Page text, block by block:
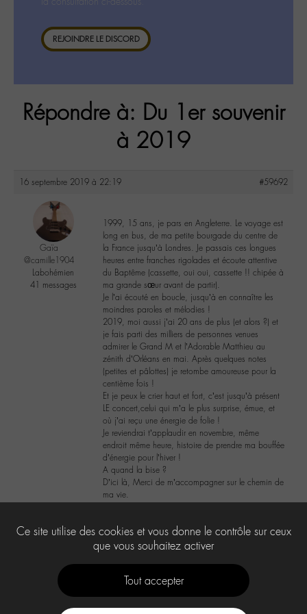
REJOINDRE LE DISCORD
Répondre à: Du 1er souvenir
à 2019
16 septembre 2019 à 22:19 #59692
Gaïa
@camille1904
Labohémien
41 messages
1999, 15 ans, je pars en Angleterre. Le voyage est
long en bus, de ma petite bourgade du centre de
la France jusqu’à Londres. Je passais ces longues
heures entre franches rigolades et écoute attentive
du Baptême (cassette, oui oui, cassette !! chipée à
ma grande sœur avant de partir).
Je l’ai écouté en boucle, jusqu’à en connaître les
moindres paroles et mélodies !
2019, moi aussi j’ai 20 ans de plus (et alors ?) et
je fais parti des milliers de personnes venues
admirer le Grand M et l’Adorable Matthieu au
zénith d’Orléans en mai. Après quelques notes
(petites et pâlottes) je retombe amoureuse pour la
centième fois !
Et je peux le crier haut et fort, c’est jusqu’à présent
LE concert,celui qui m’a le plus surprise, émue, et
où j’ai reçu une énergie de folie !
Je reviendrai t’applaudir en novembre, même
endroit même heure, histoire de prendre ma bouffée
d’énergie pour l’hiver !
A quand la bise ?
D’ici là, Merci de m’accompagner sur le chemin de
ma vie.
Ce site utilise des cookies et vous donne le contrôle sur ceux
que vous souhaitez activer
Tout accepter